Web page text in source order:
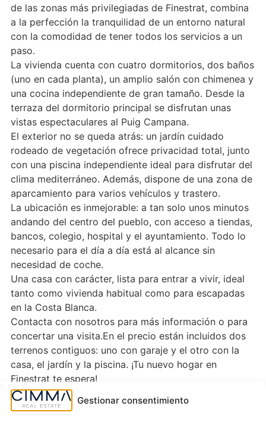
Gestionar consentimiento
de las zonas más privilegiadas de Finestrat, combina
a la perfección la tranquilidad de un entorno natural
con la comodidad de tener todos los servicios a un
paso.
La vivienda cuenta con cuatro dormitorios, dos baños
(uno en cada planta), un amplio salón con chimenea y
una cocina independiente de gran tamaño. Desde la
terraza del dormitorio principal se disfrutan unas
vistas espectaculares al Puig Campana.
El exterior no se queda atrás: un jardín cuidado
rodeado de vegetación ofrece privacidad total, junto
con una piscina independiente ideal para disfrutar del
clima mediterráneo. Además, dispone de una zona de
aparcamiento para varios vehículos y trastero.
La ubicación es inmejorable: a tan solo unos minutos
andando del centro del pueblo, con acceso a tiendas,
bancos, colegio, hospital y el ayuntamiento. Todo lo
necesario para el día a día está al alcance sin
necesidad de coche.
Una casa con carácter, lista para entrar a vivir, ideal
tanto como vivienda habitual como para escapadas
en la Costa Blanca.
Contacta con nosotros para más información o para
concertar una visita.En el precio están incluidos dos
terrenos contiguos: uno con garaje y el otro con la
casa, el jardín y la piscina. ¡Tu nuevo hogar en
Finestrat te espera!
La información contenida en este anuncio es
meramente informativa y está sujeta a posibles